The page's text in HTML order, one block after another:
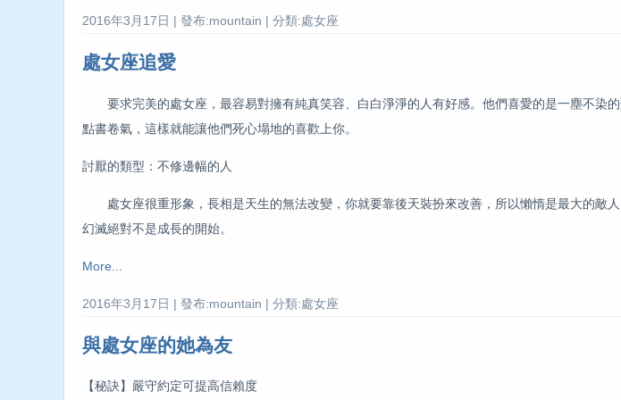
2016年3月17日 | 發布:mountain | 分類:處女座
處女座追愛
要求完美的處女座，最容易對擁有純真笑容、白白淨淨的人有好感。他們喜愛的是一塵不染
點書卷氣，這樣就能讓他們死心塌地的喜歡上你。
討厭的類型：不修邊幅的人
處女座很重形象，長相是天生的無法改變，你就要靠後天裝扮來改善，所以懶惰是最大的敵
幻滅絕對不是成長的開始。
More...
2016年3月17日 | 發布:mountain | 分類:處女座
與處女座的她為友
【秘訣】嚴守約定可提高信賴度